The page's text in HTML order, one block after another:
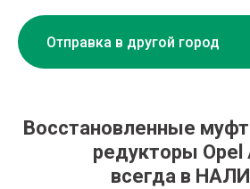
Отправка в другой город
Восстановленные
редукторы Opel
всегда в